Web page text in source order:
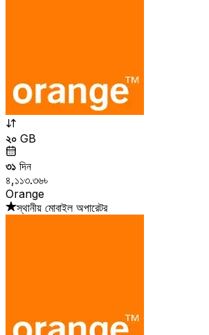
২০ GB
৩১ দিন
৪,১১৩.৩৬৳
Orange
স্থানীয় মোবাইল অপারেটর